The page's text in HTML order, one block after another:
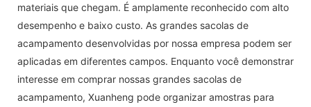
materiais que chegam. É amplamente reconhecido com alto
desempenho e baixo custo. As grandes sacolas de
acampamento desenvolvidas por nossa empresa podem ser
aplicadas em diferentes campos. Enquanto você demonstrar
interesse em comprar nossas grandes sacolas de
acampamento, Xuanheng pode organizar amostras para